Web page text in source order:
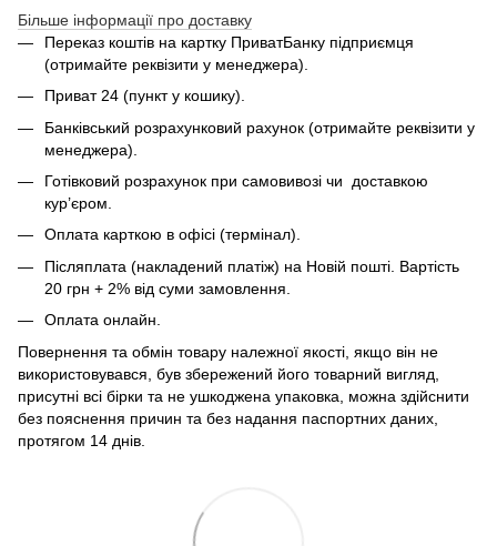
Більше інформації про доставку
Переказ коштів на картку ПриватБанку підприємця
(отримайте реквізити у менеджера).
Приват 24 (пункт у кошику).
Банківський розрахунковий рахунок (отримайте реквізити у
менеджера).
Готівковий розрахунок при самовивозі чи доставкою
кур’єром.
Оплата карткою в офісі (термінал).
Післяплата (накладений платіж) на Новій пошті. Вартість
20 грн + 2% від суми замовлення.
Оплата онлайн.
Повернення та обмін товару належної якості, якщо він не
використовувався, був збережений його товарний вигляд,
присутні всі бірки та не ушкоджена упаковка, можна здійснити
без пояснення причин та без надання паспортних даних,
протягом 14 днів.